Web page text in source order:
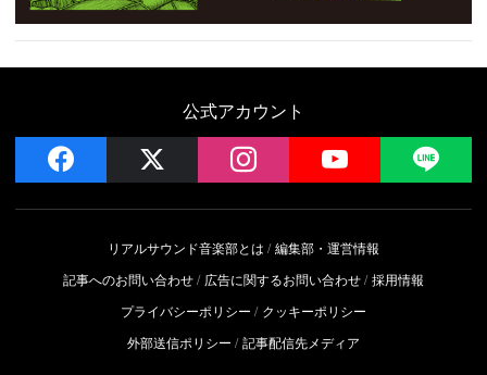
公式アカウント
facebook instagram YouTube
リアルサウンド音楽部とは
編集部・運営情報
記事へのお問い合わせ
広告に関するお問い合わせ 採用情報
プライバシーポリシー
クッキーポリシー
外部送信ポリシー
記事配信先メディア